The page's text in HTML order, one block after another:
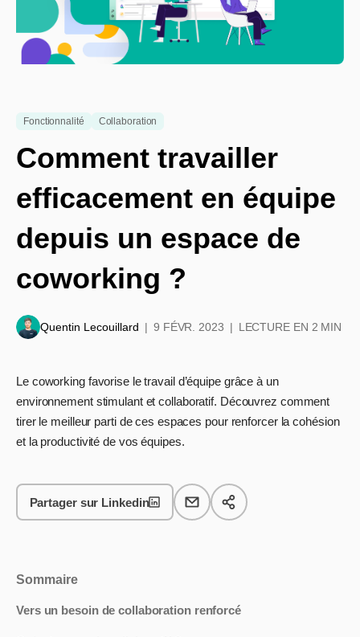
Fonctionnalité Collaboration
Comment travailler
efficacement en équipe
depuis un espace de
coworking ?
Quentin Lecouillard 9 FÉVR. 2023 LECTURE EN 2 MIN
Le coworking favorise le travail d’équipe grâce à un
environnement stimulant et collaboratif. Découvrez comment
tirer le meilleur parti de ces espaces pour renforcer la cohésion
et la productivité de vos équipes.
Partager sur Linkedin
Sommaire
Vers un besoin de collaboration renforcé